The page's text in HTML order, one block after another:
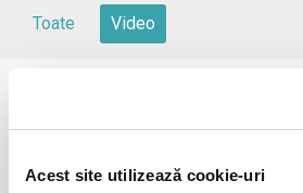
Acest site utilizează cookie-uri
Toate Video
0 evenimente in